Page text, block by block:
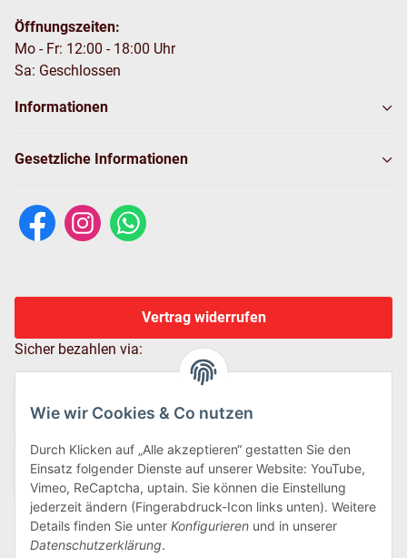
Wie wir Cookies & Co nutzen
Durch Klicken auf „Alle akzeptieren“ gestatten Sie den
Einsatz folgender Dienste auf unserer Website: YouTube,
Vimeo, ReCaptcha, uptain. Sie können die Einstellung
jederzeit ändern (Fingerabdruck-Icon links unten). Weitere
Details finden Sie unter Konfigurieren und in unserer
Datenschutzerklärung.
Öffnungszeiten:
Mo - Fr: 12:00 - 18:00 Uhr
Sa: Geschlossen
Informationen
Gesetzliche Informationen
Vertrag widerrufen
Sicher bezahlen via:
Wir versenden via: